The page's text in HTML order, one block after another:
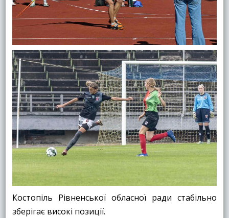
Костопіль Рівненської обласної ради стабільно
зберігає високі позиції.